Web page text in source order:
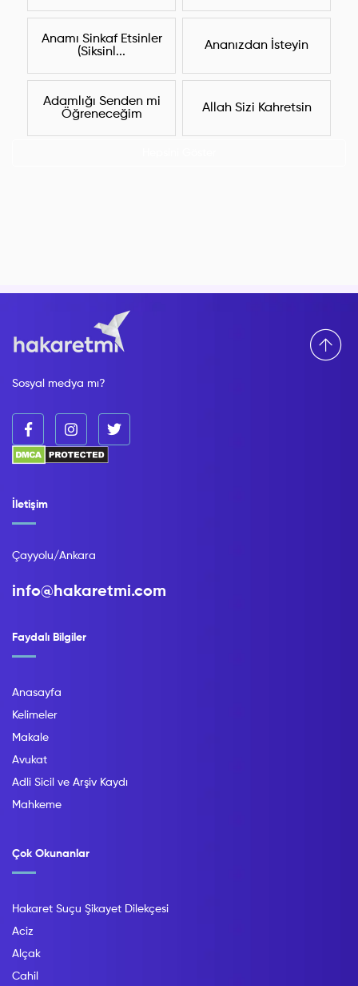
Anamı Sinkaf Etsinler
(Siksinl...
Ananızdan İsteyin
Adamlığı Senden mi
Öğreneceğim
Allah Sizi Kahretsin
Sosyal medya mı?
Faydalı Bilgiler
Anasayfa
Kelimeler
Makale
Avukat
Adli Sicil ve Arşiv Kaydı
Mahkeme
Çok Okunanlar
Hakaret Suçu Şikayet Dilekçesi
Aciz
Alçak
Cahil
İletişim
Çayyolu/Ankara
info@hakaretmi.com